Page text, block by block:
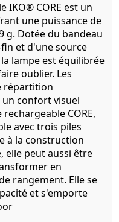
IKO® CORE est un
une puissance de
g. Dotée du bandeau
et d'une source
lampe est équilibrée
oublier. Les
répartition
confort visuel
CORE,
avec trois piles
à la construction
elle peut aussi être
en
rangement. Elle se
et s'emporte